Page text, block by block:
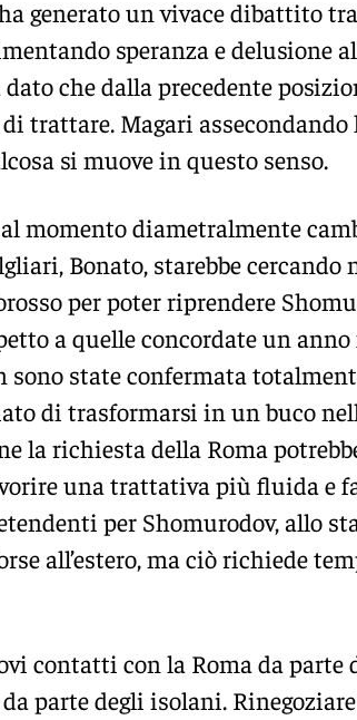
generato un vivace dibattito
speranza e delusione
dato che dalla precedente
trattare. Magari
si muove in questo senso.
al momento diametralmente
Bonato, starebbe cercando
per poter riprendere
a quelle concordate un anno
sono state confermata
di trasformarsi in un buco
la richiesta della Roma
una trattativa più fluida e
per Shomurodov, allo
all’estero, ma ciò richiede
contatti con la Roma da parte
parte degli isolani.